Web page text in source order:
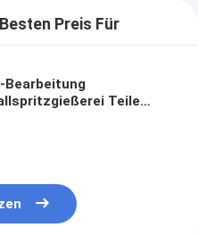
Preis Für
Bearbeitung
Teile